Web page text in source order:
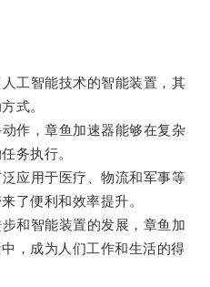
智能技术的智能装置，其
式。
，章鱼加速器能够在复杂
务执行。
用于医疗、物流和军事等
了便利和效率提升。
智能装置的发展，章鱼加
，成为人们工作和生活的得